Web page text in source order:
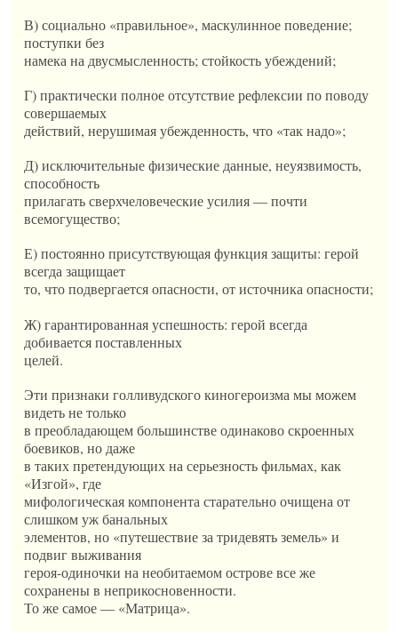
В) социально «правильное», маскулинное поведение;
поступки без
намека на двусмысленность; стойкость убеждений;
Г) практически полное отсутствие рефлексии по поводу
совершаемых
действий, нерушимая убежденность, что «так надо»;
Д) исключительные физические данные, неуязвимость,
способность
прилагать сверхчеловеческие усилия — почти
всемогущество;
Е) постоянно присутствующая функция защиты: герой
всегда защищает
то, что подвергается опасности, от источника опасности;
Ж) гарантированная успешность: герой всегда
добивается поставленных
целей.
Эти признаки голливудского киногероизма мы можем
видеть не только
в преобладающем большинстве одинаково скроенных
боевиков, но даже
в таких претендующих на серьезность фильмах, как
«Изгой», где
мифологическая компонента старательно очищена от
слишком уж банальных
элементов, но «путешествие за тридевять земель» и
подвиг выживания
героя-одиночки на необитаемом острове все же
сохранены в неприкосновенности.
То же самое — «Матрица».